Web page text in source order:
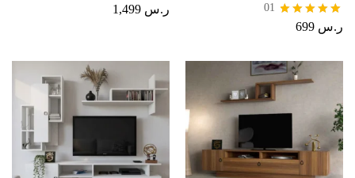
تم التقييم
01
ر.س
ر.س